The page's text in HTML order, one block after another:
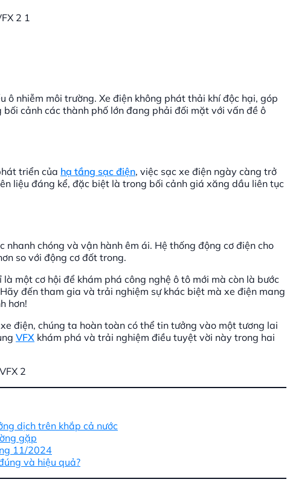
nhiễm môi trường. Xe điện không phát thải khí độc hại, góp
cảnh các thành phố lớn đang phải đối mặt với vấn đề ô
triển của hạ tầng sạc điện, việc sạc xe điện ngày càng trở
liệu đáng kể, đặc biệt là trong bối cảnh giá xăng dầu liên tục
chóng và vận hành êm ái. Hệ thống động cơ điện cho
so với động cơ đốt trong.
một cơ hội để khám phá công nghệ ô tô mới mà còn là bước
đến tham gia và trải nghiệm sự khác biệt mà xe điện mang
hơn!
điện, chúng ta hoàn toàn có thể tin tưởng vào một tương lai
VFX khám phá và trải nghiệm điều tuyệt vời này trong hai
dịch trên khắp cả nước
gặp
11/2024
và hiệu quả?